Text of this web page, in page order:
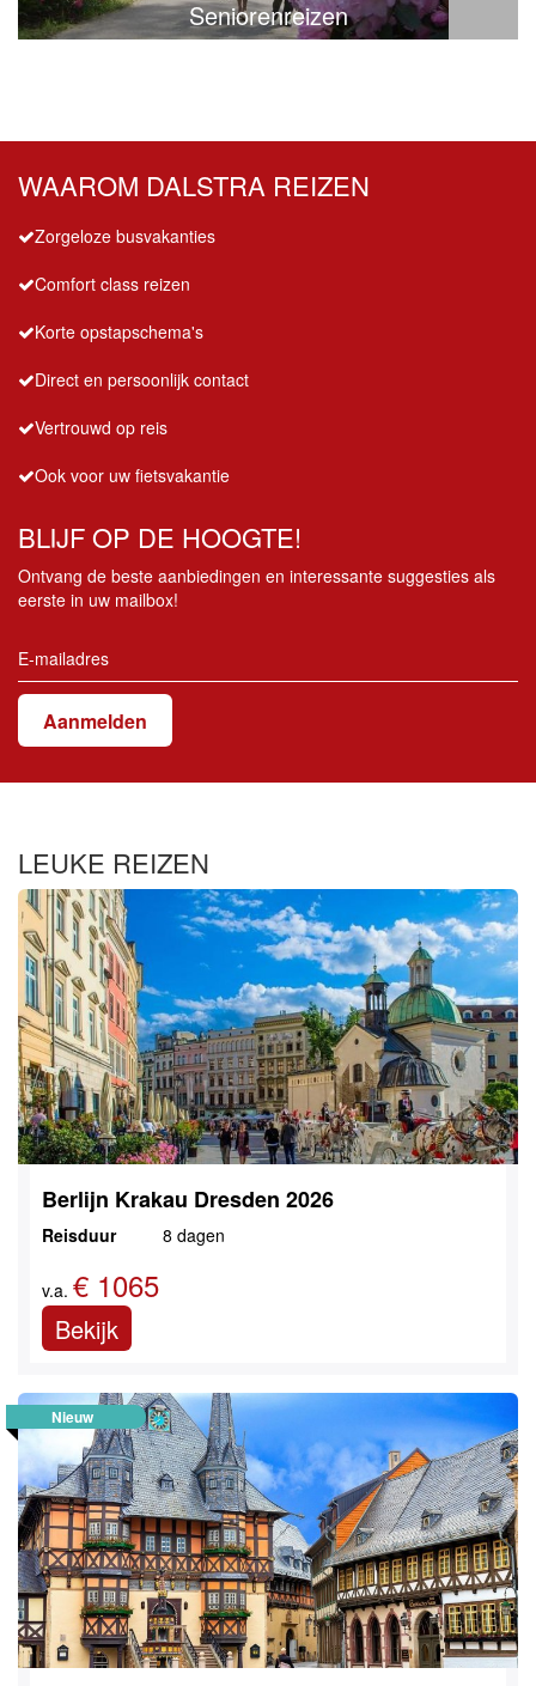
Seniorenreizen
WAAROM DALSTRA REIZEN
Zorgeloze busvakanties
Comfort class reizen
Korte opstapschema's
Direct en persoonlijk contact
Vertrouwd op reis
Ook voor uw fietsvakantie
BLIJF OP DE HOOGTE!
Ontvang de beste aanbiedingen en interessante suggesties als
eerste in uw mailbox!
Aanmelden
LEUKE REIZEN
Berlijn Krakau Dresden 2026
Reisduur 8 dagen
v.a. € 1065
Bekijk
Nieuw